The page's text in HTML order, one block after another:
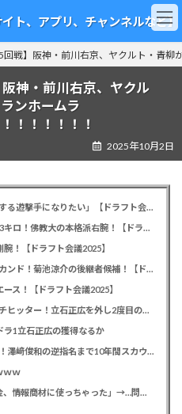
ト、アプリ、チャンネルなど】
回戦】阪神・前川右京、ヤクルト・青
神・前川右京、ヤクル
ンホームラ
！！！！！！
2025年10月2日
カープドラ6西川篤夢！「日本を代表する遊撃手になりたい」【ドラフト会議2025】
カープドラ5赤木晴哉！191cm最速153キロ！佛教大の本格派右腕！【ドラフト会議2025】
！【ドラフト会議2025】
カープドラ3勝田成！近畿大163cmセカンド！菊池涼介の後継者候補！【ドラフト会議2025】
ス！【ドラフト会議2025】
カープドラ1平川蓮！187cmのスイッチヒッター！立石正広を外し2度目の重複も新井監督がクジを引き当てる！【ドラフト会議2025】
ラ1立石正広の獲得なるか
緒方孝市カープドラ3指名で青学出禁！澤﨑俊和の逆指名まで10年間スカウト出禁
ｗｗ
【悲報】彼女「ごめん！俺くんの貯金、情報商材に使っちゃった」→…問い詰めたらギャン泣きされたんだが俺が悪いのか？